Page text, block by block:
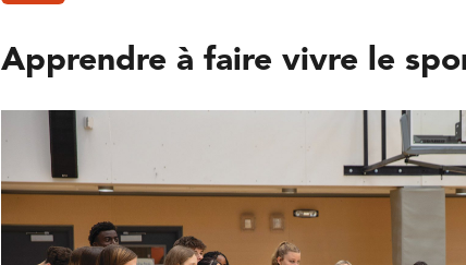
Apprendre à faire vivre le